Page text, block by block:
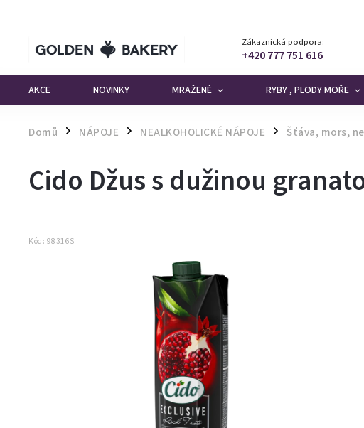
Zákaznická podpora:
+420 777 751 616
AKCE NOVINKY MRAŽENÉ RYBY , PLODY MOŘE
Domů / NÁPOJE / NEALKOHOLICKÉ NÁPOJE / Šťáva, mors,
Cido Džus s dužinou
Kód: 98316S